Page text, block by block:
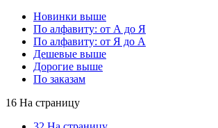
Новинки выше
По алфавиту: от А до Я
По алфавиту: от Я до А
Дешевые выше
Дорогие выше
По заказам
16 На страницу